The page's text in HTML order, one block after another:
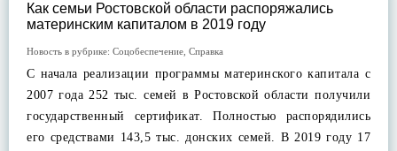
Как семьи Ростовской области распоряжались
материнским капиталом в 2019 году
Новость в рубрике: Соцобеспечение Справка
С начала реализации программы материнского капитала с
2007 года 252 тыс. семей в Ростовской области получили
государственный сертификат. Полностью распорядились
его средствами 143,5 тыс. донских семей. В 2019 году 17